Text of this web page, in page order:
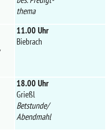
thema
11.00 Uhr
Biebrach
18.00 Uhr
Grießl
Betstunde/
Abendmahl